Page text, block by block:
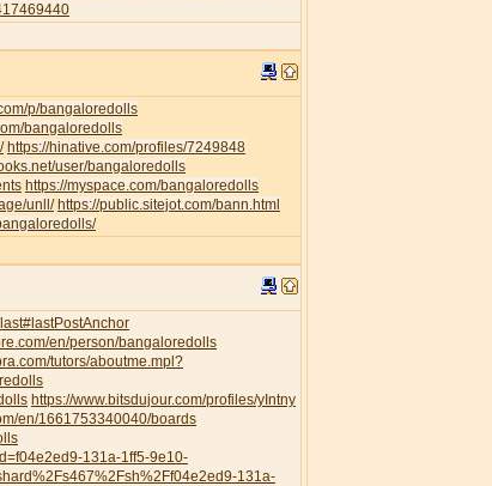
p/bangaloredolls
bangaloredolls
https://hinative.com/profiles/7249848
user/bangaloredolls
https://myspace.com/bangaloredolls
unll/ https://public.sitejot.com/bann.html
en/person/bangaloredolls
tutors/aboutme.mpl?
https://www.bitsdujour.com/profiles/yIntny
en/1661753340040/boards
131a-1ff5-9e10-
131a-